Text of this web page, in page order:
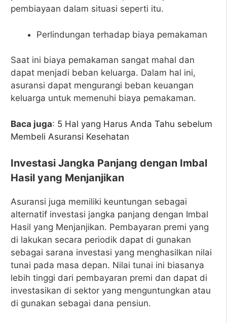
pembiayaan dalam situasi seperti itu.
Perlindungan terhadap biaya pemakaman
Saat ini biaya pemakaman sangat mahal dan
dapat menjadi beban keluarga. Dalam hal ini,
asuransi dapat mengurangi beban keuangan
keluarga untuk memenuhi biaya pemakaman.
Baca juga: 5 Hal yang Harus Anda Tahu sebelum
Membeli Asuransi Kesehatan
Investasi Jangka Panjang dengan Imbal
Hasil yang Menjanjikan
Asuransi juga memiliki keuntungan sebagai
alternatif investasi jangka panjang dengan Imbal
Hasil yang Menjanjikan. Pembayaran premi yang
di lakukan secara periodik dapat di gunakan
sebagai sarana investasi yang menghasilkan nilai
tunai pada masa depan. Nilai tunai ini biasanya
lebih tinggi dari pembayaran premi dan dapat di
investasikan di sektor yang menguntungkan atau
di gunakan sebagai dana pensiun.